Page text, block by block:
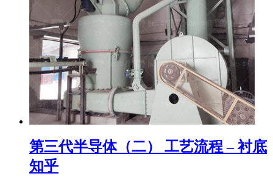
第三代半导体（二） 工艺流程 – 衬底
知乎